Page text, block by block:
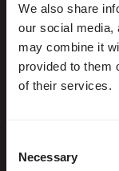
We also share
our social media,
may combine it
provided to them
of their services.
Selection
Necessary
Voor
Siervogels